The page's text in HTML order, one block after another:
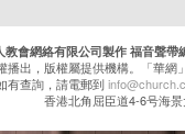
教會網絡有限公司製作 福音聲帶
出，版權屬提供機構。「華網
有查詢，請電郵到
香港北角屈臣道4-6号海